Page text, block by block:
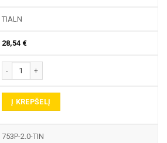
TIALN
28,54 €
produkto kiekis: 753P TEKINIMO PLOKŠTELĖ
Į KREPŠELĮ
753P-2.0-TIN